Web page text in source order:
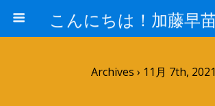
Archives › 11月 7th, 2021